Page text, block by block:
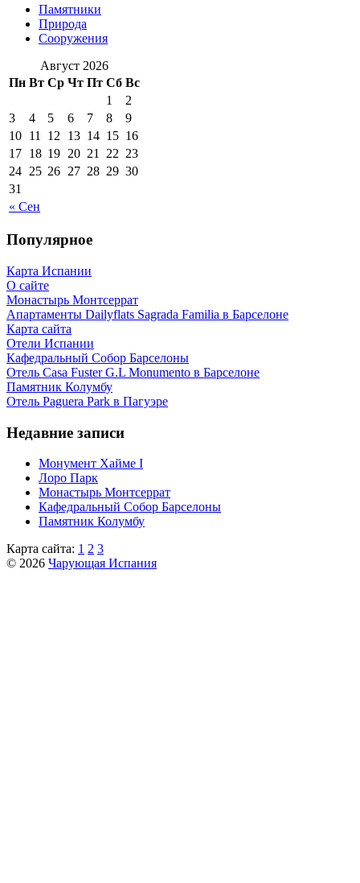
Памятники
Природа
Сооружения
Август 2026
Пн Вт Ср Чт Пт Сб Вс
« Сен
1
2
3
4 5 6 7 8
9
10 11 12 13 14 15 16
17 18 19 20 21 22 23
24 25 26 27 28 29 30
31
Популярное
Карта Испании
О сайте
Монастырь Монтсеррат
Апартаменты Dailyflats Sagrada Familia в Барселоне
Карта сайта
Отели Испании
Кафeдрaльный Собор Барселоны
Отель Casa Fuster G.L Monumento в Барселоне
Пaмятник Колумбу
Отель Paguera Park в Пагуэре
Недавние записи
Монумент Хайме I
Лоро Парк
Монастырь Монтсеррат
Кафeдрaльный Собор Барселоны
Пaмятник Колумбу
Карта сайта: 1 2 3
© 2026 Чарующая Испания